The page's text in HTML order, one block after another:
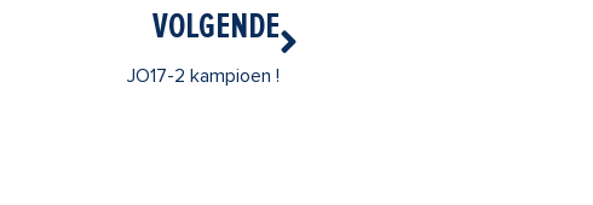
VOLGENDE
JO17-2 kampioen !
Volgende